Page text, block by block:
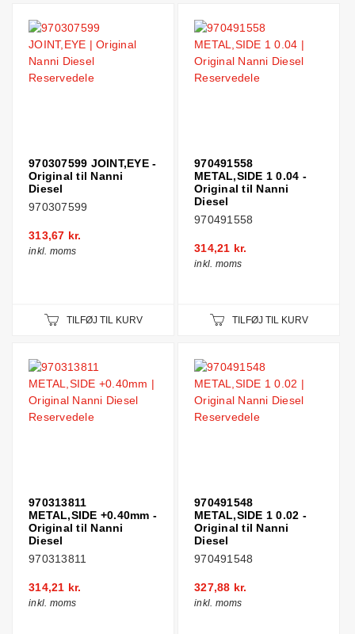
970307599 JOINT,EYE -
Original til Nanni
Diesel
970307599
313,67 kr.
inkl. moms
TILFØJ TIL KURV
970491558
METAL,SIDE 1 0.04 -
Original til Nanni
Diesel
970491558
314,21 kr.
inkl. moms
TILFØJ TIL KURV
970313811
METAL,SIDE +0.40mm -
Original til Nanni
Diesel
970313811
314,21 kr.
inkl. moms
970491548
METAL,SIDE 1 0.02 -
Original til Nanni
Diesel
970491548
327,88 kr.
inkl. moms